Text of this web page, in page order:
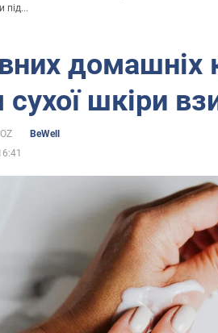
під...
домашніх
сухої шкіри
BeWell